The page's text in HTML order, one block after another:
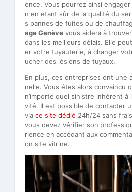
ence. Vous pourrez ainsi
n en étant sûr de la qualité du
s pannes de fuites ou de
age Genève vous aidera à
dans les meilleurs délais. Elle
er votre tuyauterie, à changer
ucher des lésions de tuyaux.
En plus, ces entreprises ont une
nelle. Vous êtes alors convaincu
n’importe quel sinistre inhérent à
vité. Il est possible de contacter
via ce site dédié 24h/24 sans
vous devez vérifier son
rience en accédant aux
on site vitrine.